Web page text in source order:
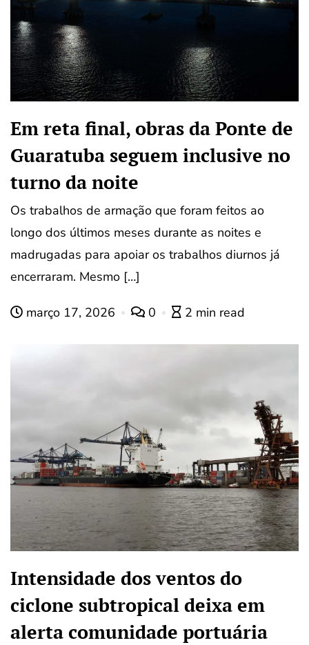
Em reta final, obras da Ponte de
Guaratuba seguem inclusive no
turno da noite
Os trabalhos de armação que foram feitos ao
longo dos últimos meses durante as noites e
madrugadas para apoiar os trabalhos diurnos já
encerraram. Mesmo […]
março 17, 2026 0 2 min read
Intensidade dos ventos do
ciclone subtropical deixa em
alerta comunidade portuária